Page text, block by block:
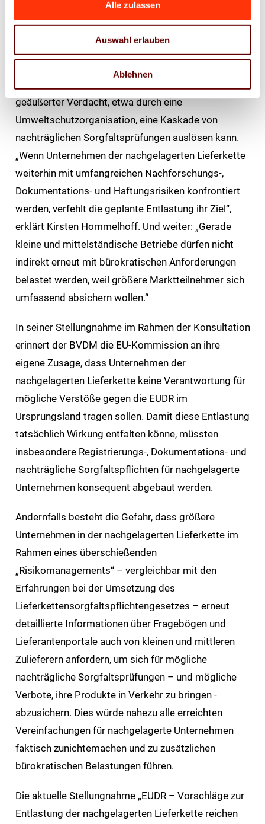
Alle zulassen
Auswahl erlauben
Ablehnen
der Lieferketten zu konzentrieren. Die damit
geäußerter Verdacht, etwa durch eine
Umweltschutzorganisation, eine Kaskade von
nachträglichen Sorgfaltsprüfungen auslösen kann.
„Wenn Unternehmen der nachgelagerten Lieferkette
weiterhin mit umfangreichen Nachforschungs-,
Dokumentations- und Haftungsrisiken konfrontiert
werden, verfehlt die geplante Entlastung ihr Ziel“,
erklärt Kirsten Hommelhoff. Und weiter: „Gerade
kleine und mittelständische Betriebe dürfen nicht
indirekt erneut mit bürokratischen Anforderungen
belastet werden, weil größere Marktteilnehmer sich
umfassend absichern wollen.“
In seiner Stellungnahme im Rahmen der Konsultation
erinnert der BVDM die EU-Kommission an ihre
eigene Zusage, dass Unternehmen der
nachgelagerten Lieferkette keine Verantwortung für
mögliche Verstöße gegen die EUDR im
Ursprungsland tragen sollen. Damit diese Entlastung
tatsächlich Wirkung entfalten könne, müssten
insbesondere Registrierungs-, Dokumentations- und
nachträgliche Sorgfaltspflichten für nachgelagerte
Unternehmen konsequent abgebaut werden.
Andernfalls besteht die Gefahr, dass größere
Unternehmen in der nachgelagerten Lieferkette im
Rahmen eines überschießenden
„Risikomanagements“ – vergleichbar mit den
Erfahrungen bei der Umsetzung des
Lieferkettensorgfaltspflichtengesetzes – erneut
detaillierte Informationen über Fragebögen und
Lieferantenportale auch von kleinen und mittleren
Zulieferern anfordern, um sich für mögliche
nachträgliche Sorgfaltsprüfungen – und mögliche
Verbote, ihre Produkte in Verkehr zu bringen -
abzusichern. Dies würde nahezu alle erreichten
Vereinfachungen für nachgelagerte Unternehmen
faktisch zunichtemachen und zu zusätzlichen
bürokratischen Belastungen führen.
Die aktuelle Stellungnahme „EUDR – Vorschläge zur
Entlastung der nachgelagerten Lieferkette reichen